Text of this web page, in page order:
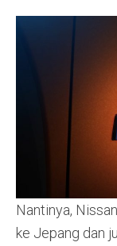
Nantinya,
ke Jepang dan